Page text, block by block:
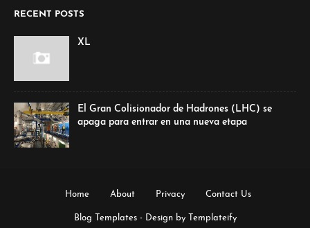
RECENT POSTS
XL
El Gran Colisionador de Hadrones (LHC) se
apaga para entrar en una nueva etapa
Home About Privacy Contact Us
Blog Templates- Design by Templateify